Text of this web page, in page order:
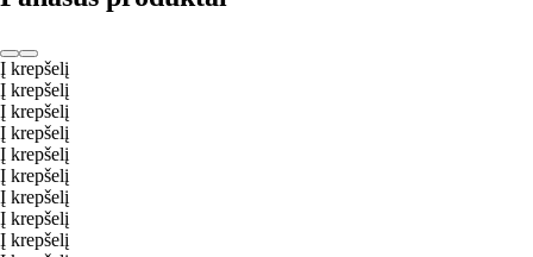
Į krepšelį
Į krepšelį
Į krepšelį
Į krepšelį
Į krepšelį
Į krepšelį
Į krepšelį
Į krepšelį
Į krepšelį